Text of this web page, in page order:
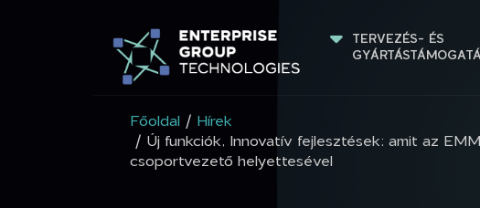
TERVEZÉS- ÉS
Főoldal / Hírek
/ Új funkciók, Innovatív fejlesztések: amit az
csoportvezető helyettesével